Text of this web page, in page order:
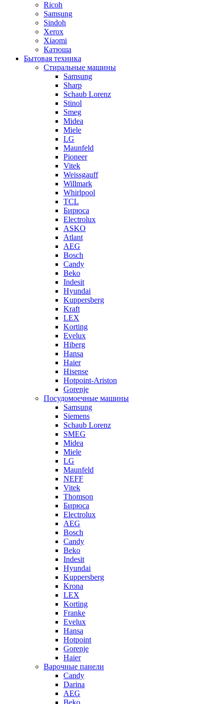
Ricoh
Samsung
Sindoh
Xerox
Xiaomi
Катюша
Бытовая техника
Стиральные машины
Samsung
Sharp
Schaub Lorenz
Stinol
Smeg
Midea
Miele
LG
Maunfeld
Pioneer
Vitek
Weissgauff
Willmark
Whirlpool
TCL
Бирюса
Electrolux
ASKO
Atlant
AEG
Bosch
Candy
Beko
Indesit
Hyundai
Kuppersberg
Kraft
LEX
Korting
Evelux
Hiberg
Hansa
Haier
Hisense
Hotpoint-Ariston
Gorenje
Посудомоечные машины
Samsung
Siemens
Schaub Lorenz
SMEG
Midea
Miele
LG
Maunfeld
NEFF
Vitek
Thomson
Бирюса
Electrolux
AEG
Bosch
Candy
Beko
Indesit
Hyundai
Kuppersberg
Krona
LEX
Korting
Franke
Evelux
Hansa
Hotpoint
Gorenje
Haier
Варочные панели
Candy
Darina
AEG